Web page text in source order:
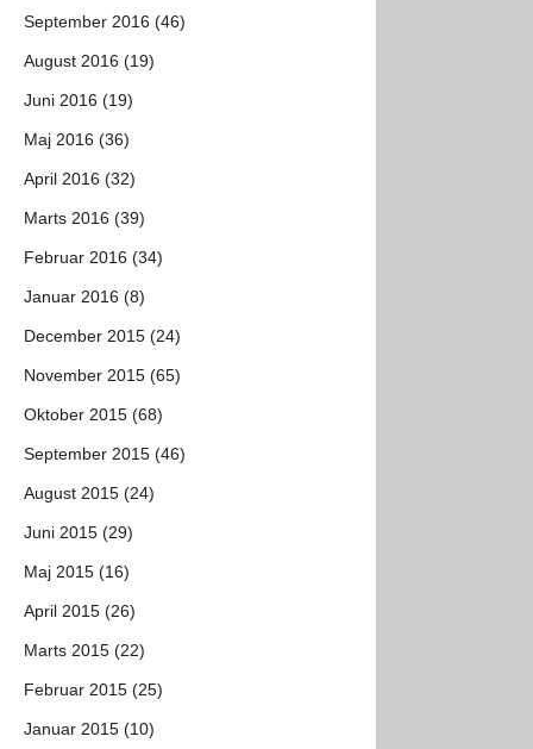
September 2016 (46)
August 2016 (19)
Juni 2016 (19)
Maj 2016 (36)
April 2016 (32)
Marts 2016 (39)
Februar 2016 (34)
Januar 2016 (8)
December 2015 (24)
November 2015 (65)
Oktober 2015 (68)
September 2015 (46)
August 2015 (24)
Juni 2015 (29)
Maj 2015 (16)
April 2015 (26)
Marts 2015 (22)
Februar 2015 (25)
Januar 2015 (10)